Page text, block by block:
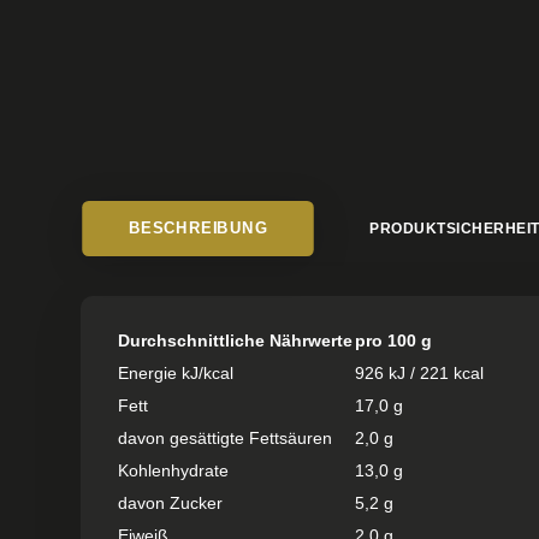
BESCHREIBUNG PRODUKTSICHERHEIT
Durchschnittliche Nährwertepro 100 g
Energie kJ/kcal
926 kJ / 221 kcal
Fett
17,0 g
davon gesättigte Fettsäuren
2,0 g
Kohlenhydrate
13,0 g
davon Zucker
5,2 g
Eiweiß
2,0 g